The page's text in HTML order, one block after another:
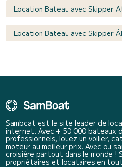
Location Bateau avec Skipper
Location Bateau avec Skipper
Samboat est le site leader de
internet. Avec + 50 000 bateaux
professionnels, louez un voilier,
moteur au meilleur prix. Avec ou
croisière partout dans le monde !
propriétaires et locataires en